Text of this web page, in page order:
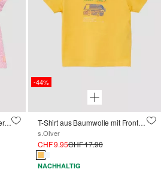
Ausgestelltes T-Shirt mit All-over-Print
-44%
T-Shirt aus Baumwolle mit Frontprint
s.Oliver
CHF 9.95CHF 17.90
NACHHALTIG